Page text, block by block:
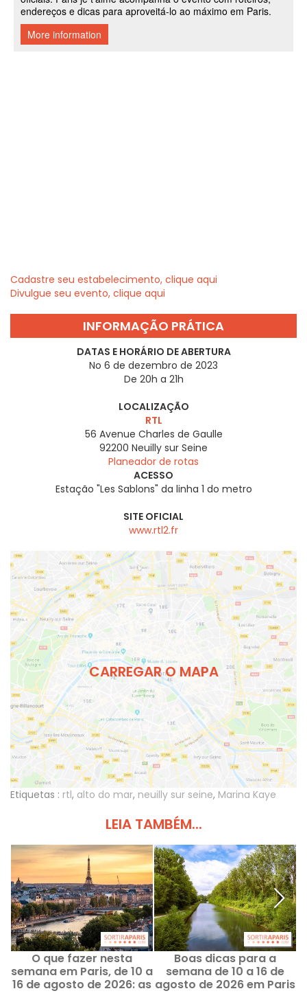
Cadastre seu estabelecimento, clique aqui
Divulgue seu evento, clique aqui
INFORMAÇÃO PRÁTICA
DATAS E HORÁRIO DE ABERTURA
No 6 de dezembro de 2023
De 20h a 21h
LOCALIZAÇÃO
RTL
56 Avenue Charles de Gaulle
92200 Neuilly sur Seine
Planeador de rotas
ACESSO
Estação "Les Sablons" da linha 1 do metro
SITE OFICIAL
www.rtl2.fr
CARREGAR O MAPA
Etiquetas : rtl, alto do mar, neuilly sur seine, Marina Kaye
LEIA TAMBÉM...
O que fazer nesta
semana em Paris, de 10 a
16 de agosto de 2026: as
Boas dicas para a
semana de 10 a 16 de
agosto de 2026 em Paris